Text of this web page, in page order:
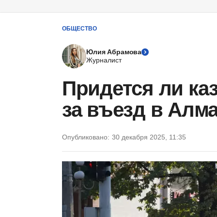
ОБЩЕСТВО
Юлия Абрамова
Журналист
Придется ли
за въезд в
Опубликовано: 30 декабря 2025, 11:35